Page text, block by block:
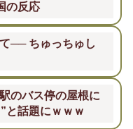
の反応
── ちゅっちゅし
のバス停の屋根に
と話題にｗｗｗ